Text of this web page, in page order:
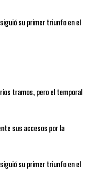
su primer triunfo en el
tramos, pero el temporal
sus accesos por la
su primer triunfo en el